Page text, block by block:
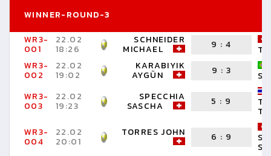
WINNER-ROUND-3
WR3-
001
22.02
18:26
SCHNEIDER
MICHAEL 9 :4
WR3-
002
22.02
19:02
KARABIYIK
AYGÜN 9 : 3
WR3-
003
22.02
19:23
SPECCHIA
SASCHA 5 : 9
WR3-
004
22.02
20:01
TORRES JOHN 6 : 9